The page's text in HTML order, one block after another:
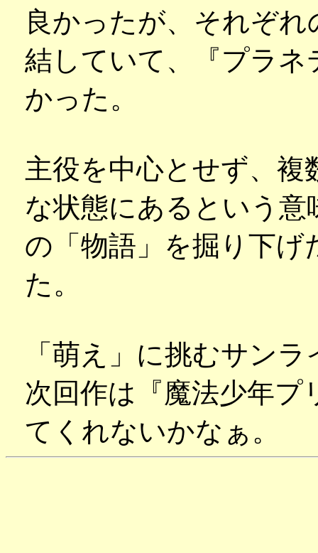
良かったが、それぞ
結していて、『プラ
かった。
主役を中心とせず、
な状態にあるという
の「物語」を掘り下げ
た。
「萌え」に挑むサン
次回作は『魔法少年
てくれないかなぁ。